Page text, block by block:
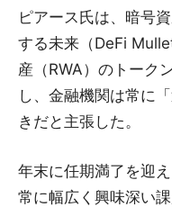
ピアース氏は、暗号
する未来（DeFi
産（RWA）のトーク
し、金融機関は常に
きだと主張した。
年末に任期満了を迎
常に幅広く興味深い